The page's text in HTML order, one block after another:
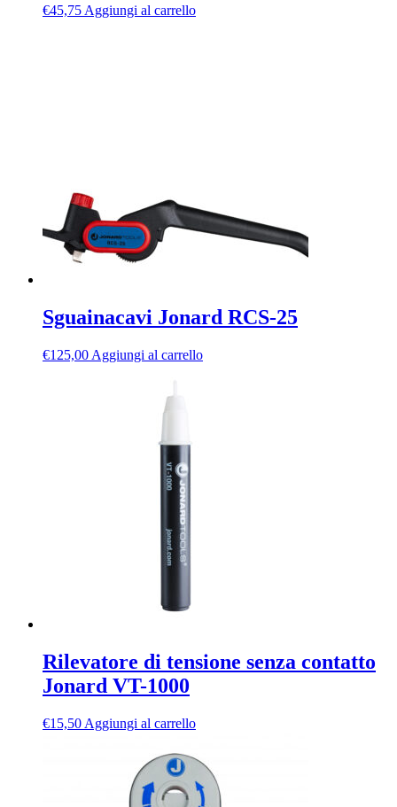
€45,75 Aggiungi al carrello
Sguainacavi Jonard RCS-25
€125,00 Aggiungi al carrello
Rilevatore di tensione senza contatto
Jonard VT-1000
€15,50 Aggiungi al carrello